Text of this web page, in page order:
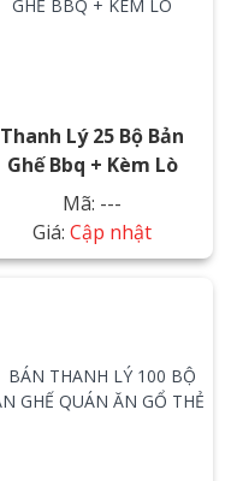
Thanh Lý 25 Bộ Bản
Ghế Bbq + Kèm Lò
Mã: ---
Giá: Cập nhật